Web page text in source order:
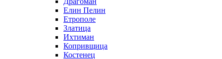
Елин Пелин
Етрополе
Златица
Ихтиман
Копривщица
Костенец